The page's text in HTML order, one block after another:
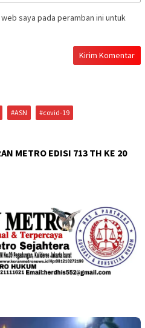
saya pada peramban ini untuk
#ASN #covid-19
METRO EDISI 713 TH KE 20